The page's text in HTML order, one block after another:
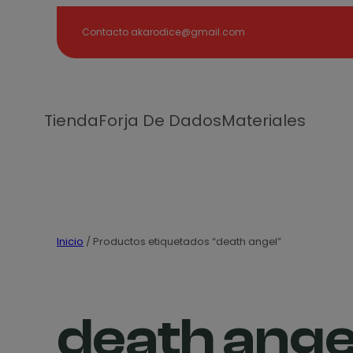
Contacto akarodice@gmail.com
TiendaForja De DadosMateriales
Inicio / Productos etiquetados “death angel”
death
Search